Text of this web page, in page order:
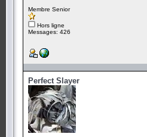
Membre Senior
Hors ligne
Messages: 426
Perfect Slayer